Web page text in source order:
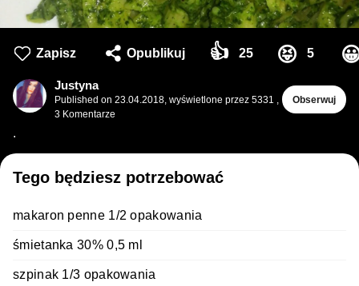
Zapisz Opublikuj 👍 25 😝 5
Justyna
Published on 23.04.2018, wyświetlone przez 5331 ,
3 Komentarze
Obserwuj
.
Tego będziesz potrzebować
makaron penne 1/2 opakowania
śmietanka 30% 0,5 ml
szpinak 1/3 opakowania